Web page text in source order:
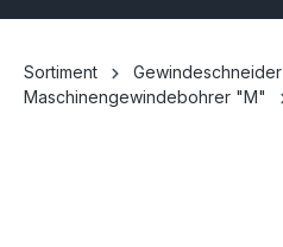
Sortiment
Gewindeschneider
Maschinengewindebohrer "M"